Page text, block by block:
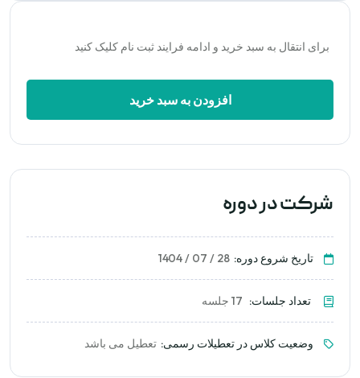
برای انتقال به سبد خرید و ادامه فرایند ثبت نام کلیک کنید
افزودن به سبد خرید
شرکت در دوره
تاریخ شروع دوره: 28 / 07 / 1404
تعداد جلسات:
وضعیت کلاس در تعطیلات رسمی: تعطیل می باشد